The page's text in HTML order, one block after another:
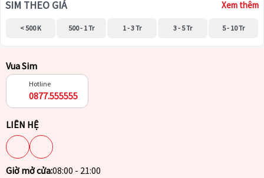
SIM THEO GIÁ Xem thêm
< 500 K 500 - 1 Tr 1 - 3 Tr 3 - 5 Tr 5 - 10 Tr
Vua Sim
Hotline
0877.555555
LIÊN HỆ
Giờ mở cửa:08:00 - 21:00